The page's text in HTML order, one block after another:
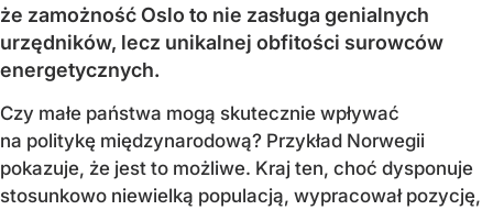
że zamożność Oslo to nie zasługa genialnych
urzędników, lecz unikalnej obfitości surowców
energetycznych.
Czy małe państwa mogą skutecznie wpływać
na politykę międzynarodową? Przykład Norwegii
pokazuje, że jest to możliwe. Kraj ten, choć dysponuje
stosunkowo niewielką populacją, wypracował pozycję,